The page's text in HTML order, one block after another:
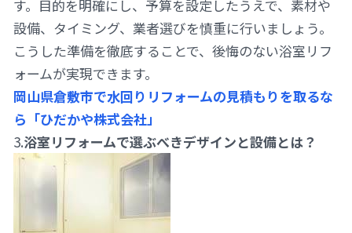
す。目的を明確にし、予算を設定したうえで、素材や
設備、タイミング、業者選びを慎重に行いましょう。
こうした準備を徹底することで、後悔のない浴室リフ
ォームが実現できます。
岡山県倉敷市で水回りリフォームの見積もりを取るな
ら「ひだかや株式会社」
3.浴室リフォームで選ぶべきデザインと設備とは？